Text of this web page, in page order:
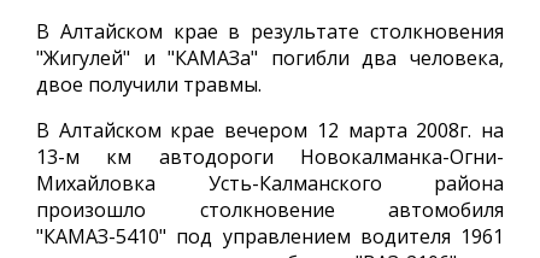
В Алтайском крае в результате столкновения
"Жигулей" и "КАМАЗа" погибли два человека,
двое получили травмы.
В Алтайском крае вечером 12 марта 2008г. на
13-м км автодороги Новокалманка-Огни-
Михайловка Усть-Калманского района
произошло столкновение автомобиля
"КАМАЗ-5410" под управлением водителя 1961